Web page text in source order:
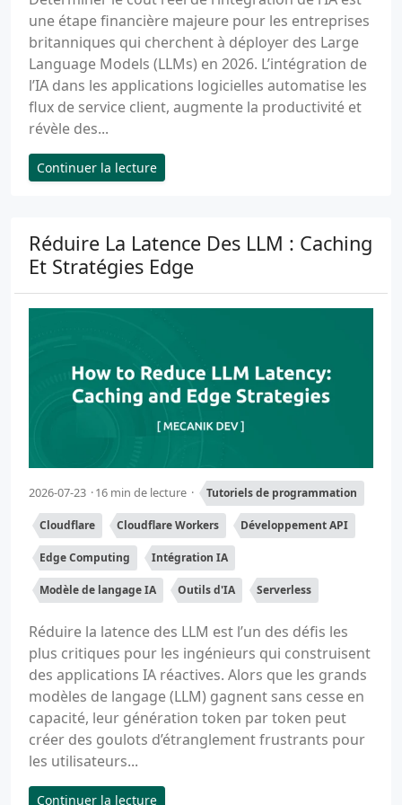
une étape financière majeure pour les entreprises
britanniques qui cherchent à déployer des Large
Language Models (LLMs) en 2026. L’intégration de
l’IA dans les applications logicielles automatise les
flux de service client, augmente la productivité et
révèle des...
Continuer la lecture
Réduire La Latence Des LLM : Caching
Et Stratégies Edge
2026-07-23 16 min de lecture Tutoriels de programmation
Cloudflare Cloudflare Workers Développement API
Edge Computing Intégration IA
Modèle de langage IA Outils d'IA Serverless
Réduire la latence des LLM est l’un des défis les
plus critiques pour les ingénieurs qui construisent
des applications IA réactives. Alors que les grands
modèles de langage (LLM) gagnent sans cesse en
capacité, leur génération token par token peut
créer des goulots d’étranglement frustrants pour
les utilisateurs...
Continuer la lecture